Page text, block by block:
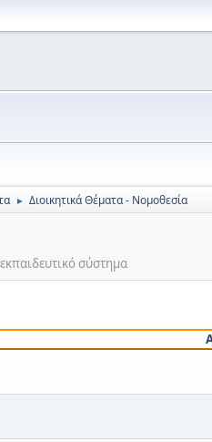
► Διοικητικά Θέματα - Νομοθεσία
σύστημα